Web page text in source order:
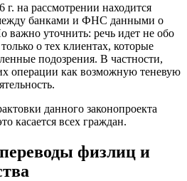
на рассмотрении находится
банками и ФНС данными о
важно уточнить: речь идет не обо
о тех клиентах, которые
подозрения. В частности,
операции как возможную теневую
данного законопроекта
касается всех граждан.
физлиц и